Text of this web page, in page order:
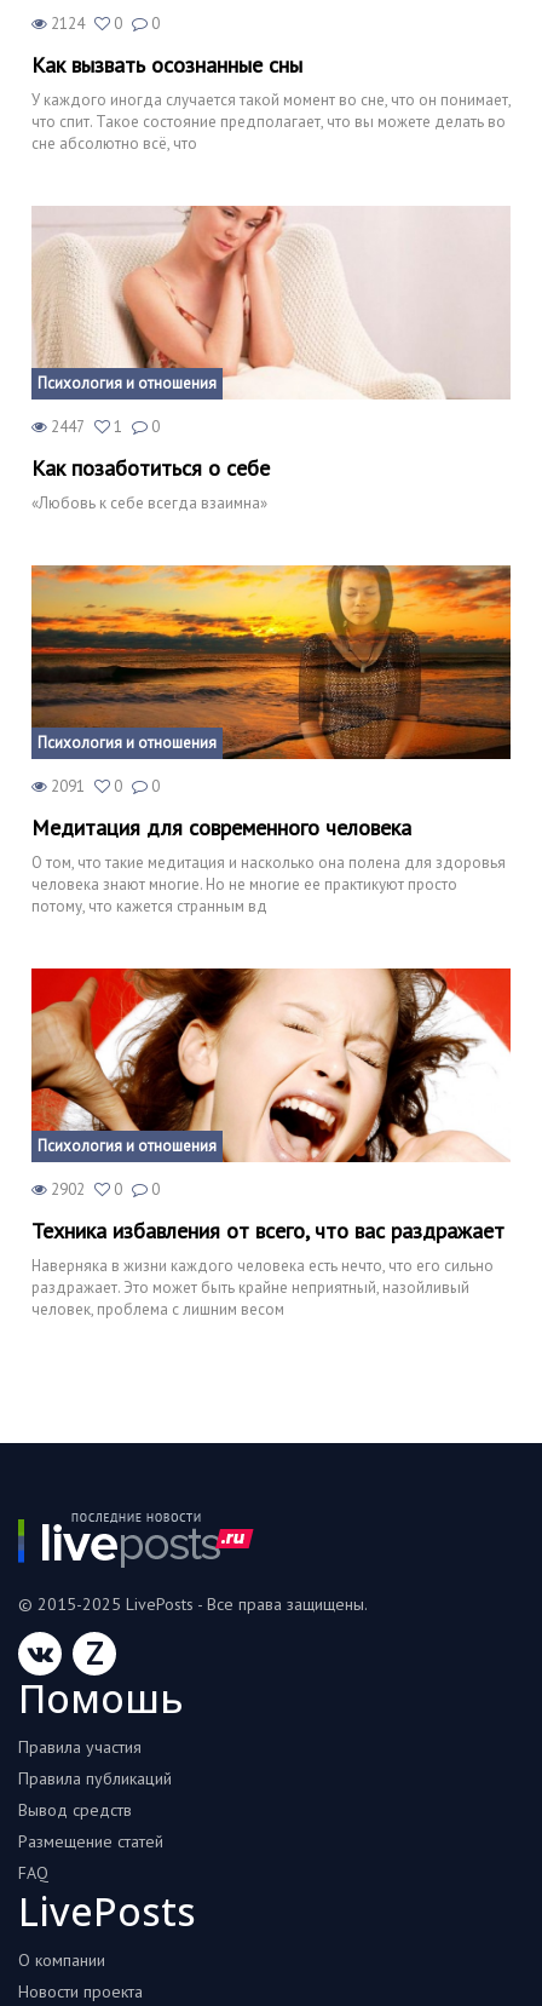
2124 0 0
Как вызвать осознанные сны
У каждого иногда случается такой момент во сне, что он понимает,
что спит. Такое состояние предполагает, что вы можете делать во
сне абсолютно всё, что
Психология и отношения
2447 1 0
Как позаботиться о себе
«Любовь к себе всегда взаимна»
Психология и отношения
2091 0 0
Медитация для современного человека
О том, что такие медитация и насколько она полена для здоровья
человека знают многие. Но не многие ее практикуют просто
потому, что кажется странным вд
Психология и отношения
2902 0 0
Техника избавления от всего, что вас раздражает
Наверняка в жизни каждого человека есть нечто, что его сильно
раздражает. Это может быть крайне неприятный, назойливый
человек, проблема с лишним весом
© 2015-2025 LivePosts - Все права защищены.
Z
Помошь
Правила участия
Правила публикаций
Вывод средств
Размещение статей
FAQ
LivePosts
О компании
Новости проекта